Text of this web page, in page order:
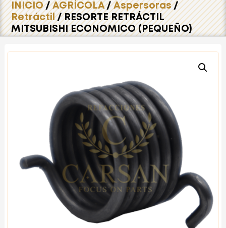
INICIO/AGRÍCOLA/Aspersoras/
Retráctil/ RESORTE RETRÁCTIL
MITSUBISHI ECONOMICO (PEQUEÑO)